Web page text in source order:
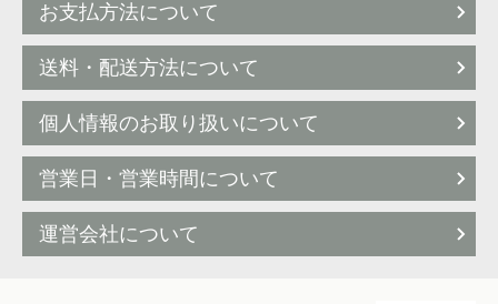
お支払方法について
送料・配送方法について
個人情報のお取り扱いについて
営業日・営業時間について
運営会社について